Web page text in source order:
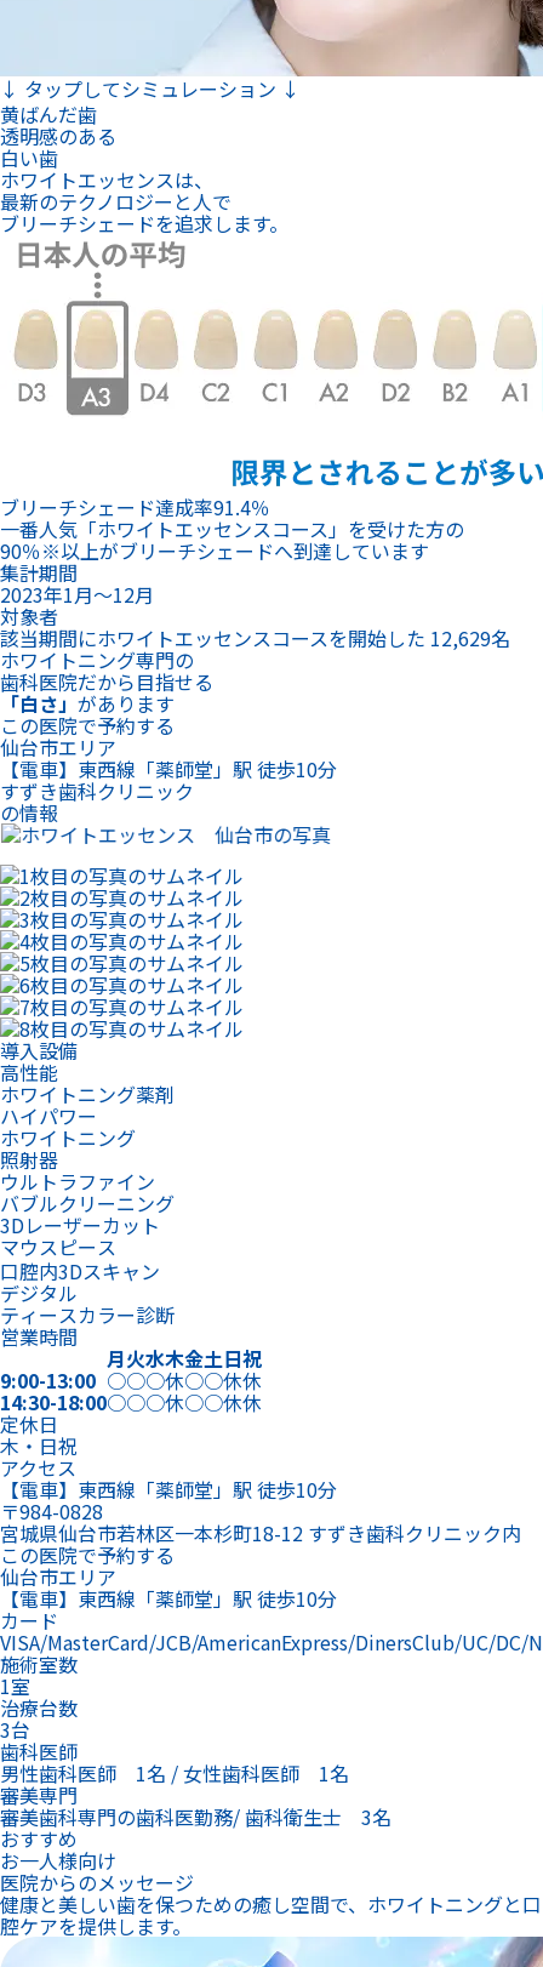
↓ タップしてシミュレーション ↓
黄ばんだ歯
透明感のある
白い歯
ホワイトエッセンスは、
最新のテクノロジーと人で
ブリーチシェードを追求します。
ブリーチシェード達成率91.4％
一番人気「ホワイトエッセンスコース」を受けた方の
90％※以上がブリーチシェードへ到達しています
集計期間
2023年1月～12月
対象者
該当期間にホワイトエッセンスコースを開始した 12,629名
ホワイトニング専門の
歯科医院だから目指せる
「白さ」 があります
この医院で予約する
仙台市エリア
【電車】東西線「薬師堂」駅 徒歩10分
すずき歯科クリニック
の情報
導入設備
高性能
ホワイトニング薬剤
ハイパワー
ホワイトニング
照射器
ウルトラファイン
バブルクリーニング
3Dレーザーカット
マウスピース
口腔内3Dスキャン
デジタル
ティースカラー診断
営業時間
月火水木金土日祝
9:00-13:00 ○○○休○○休休
14:30-18:00○○○休○○休休
定休日
木・日祝
アクセス
【電車】東西線「薬師堂」駅 徒歩10分
〒984-0828
宮城県仙台市若林区一本杉町18-12 すずき歯科クリニック内
この医院で予約する
仙台市エリア
【電車】東西線「薬師堂」駅 徒歩10分
カード
VISA/MasterCard/JCB/AmericanExpress/DinersClub/UC/DC/
施術室数
1室
治療台数
3台
歯科医師
男性歯科医師 1名 / 女性歯科医師 1名
審美専門
審美歯科専門の歯科医勤務/ 歯科衛生士 3名
おすすめ
お一人様向け
医院からのメッセージ
健康と美しい歯を保つための癒し空間で、ホワイトニングと口
腔ケアを提供します。